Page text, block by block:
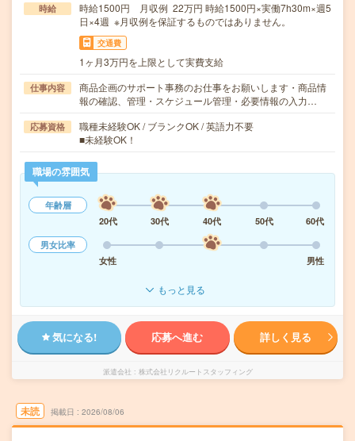
時給
時給1500円 月収例 22万円 時給1500円×実働7h30m×週5
日×4週 ※月収例を保証するものではありません。
交通費
1ヶ月3万円を上限として実費支給
仕事内容
商品企画のサポート事務のお仕事をお願いします・商品情
報の確認、管理・スケジュール管理・必要情報の入力…
応募資格
職種未経験OK / ブランクOK / 英語力不要
■未経験OK！
職場の雰囲気
年齢層
20代
30代 40代 50代
60代
男女比率
女性
男性
もっと見る
気になる! 応募へ進む 詳しく見る
派遣会社 株式会社リクルートスタッフィング
未読 掲載日 2026/08/06